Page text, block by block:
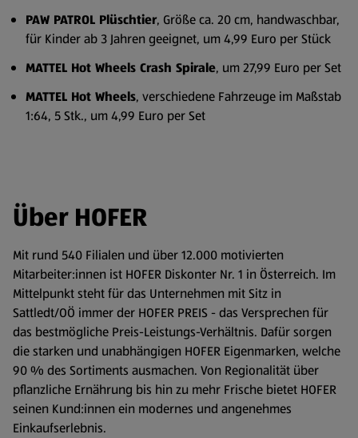
PAW PATROL Plüschtier, Größe ca. 20 cm, handwaschbar,
für Kinder ab 3 Jahren geeignet, um 4,99 Euro per Stück
MATTEL Hot Wheels Crash Spirale, um 27,99 Euro per Set
MATTEL Hot Wheels, verschiedene Fahrzeuge im Maßstab
1:64, 5 Stk., um 4,99 Euro per Set
Über HOFER
Mit rund 540 Filialen und über 12.000 motivierten
Mitarbeiter:innen ist HOFER Diskonter Nr. 1 in Österreich. Im
Mittelpunkt steht für das Unternehmen mit Sitz in
Sattledt/OÖ immer der HOFER PREIS - das Versprechen für
das bestmögliche Preis-Leistungs-Verhältnis. Dafür sorgen
die starken und unabhängigen HOFER Eigenmarken, welche
90 % des Sortiments ausmachen. Von Regionalität über
pflanzliche Ernährung bis hin zu mehr Frische bietet HOFER
seinen Kund:innen ein modernes und angenehmes
Einkaufserlebnis.